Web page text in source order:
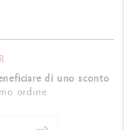
di uno sconto
ordine.